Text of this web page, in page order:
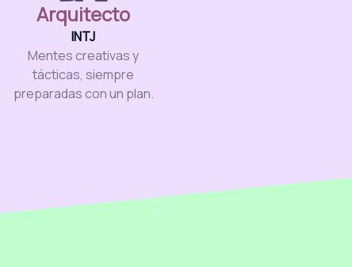
Arquitecto
INTJ
Mentes creativas y
tácticas, siempre
preparadas con un plan.